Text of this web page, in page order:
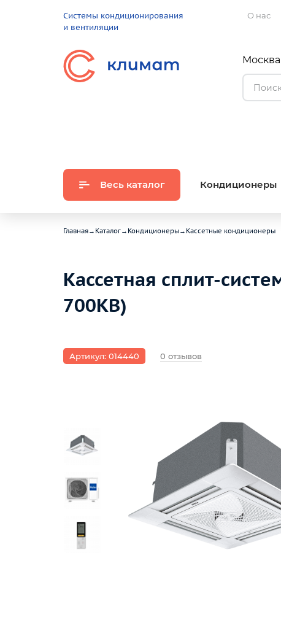
Системы кондиционирования
и вентиляции
О нас
Весь каталог Кондиционеры
Главная→ Каталог→ Кондиционеры→ Кассетные кондиционеры
Кассетная сплит-
700KB)
Артикул: 014440 0 отзывов